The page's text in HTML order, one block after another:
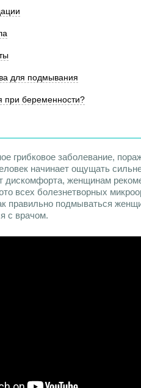
для подмывания
при беременности?
грибковое заболевание,
начинает ощущать
дискомфорта, женщинам
всех болезнетворных
правильно подмываться
с врачом.